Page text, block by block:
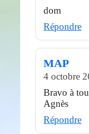
dom
Répondre
MAP
4 octobre
Bravo à
Agnès
Répondre